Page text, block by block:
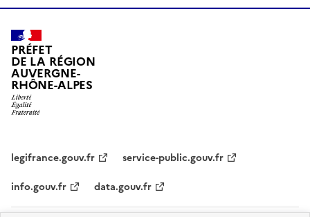
PRÉFET
DE LA RÉGION
AUVERGNE-
RHÔNE-ALPES
legifrance.gouv.fr
service-public.gouv.fr
info.gouv.fr
data.gouv.fr